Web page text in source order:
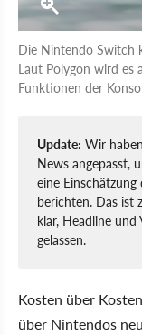
Die Nintendo Switch
Laut Polygon wird es
Funktionen der
Update: Wir
News angepasst,
eine
berichten. Das ist
klar, Headline
gelassen.
Kosten über
über Nintendos